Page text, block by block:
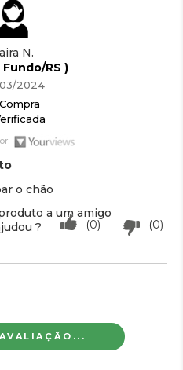
N.
Fundo/RS )
2024
Compra
o chão
a um amigo
(0)
(0)
?